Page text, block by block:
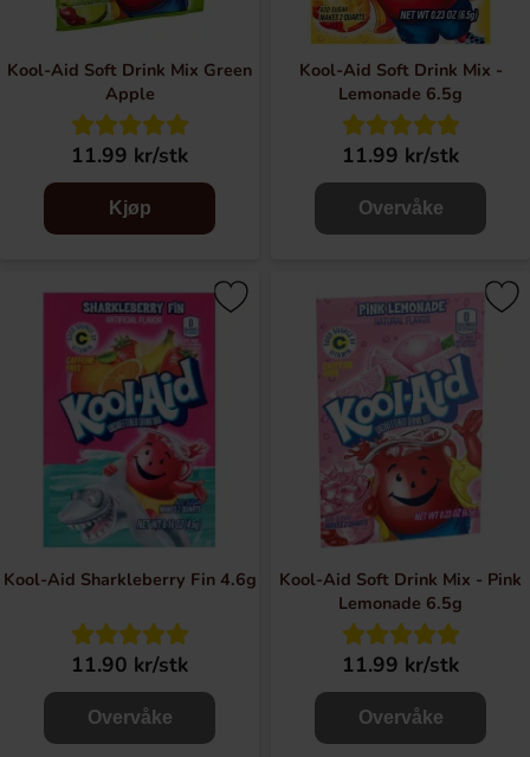
Kool-Aid Soft Drink Mix Green
Apple
11.99 kr/stk
Kjøp
Kool-Aid Soft Drink Mix -
Lemonade 6.5g
11.99 kr/stk
Overvåke
Kool-Aid Sharkleberry Fin 4.6g
11.90 kr/stk
Overvåke
Kool-Aid Soft Drink Mix - Pink
Lemonade 6.5g
11.99 kr/stk
Overvåke